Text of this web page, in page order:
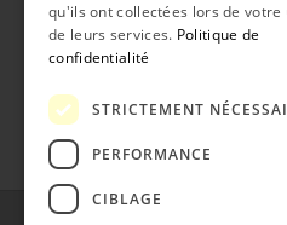
Téléphone:
032 863 21 71
Fax:
Email:
Présentation
qu'ils ont collectées lors de
de leurs services. Politique de
confidentialité
STRICTEMENT
PERFORMANCE
CIBLAGE